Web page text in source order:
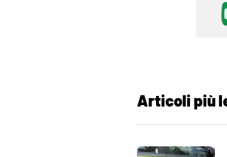
Articoli più